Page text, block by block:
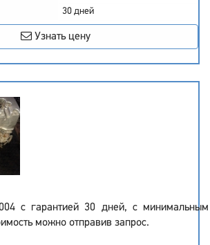
30 дней
Узнать цену
с гарантией 30 дней, с минимальным
можно отправив запрос.